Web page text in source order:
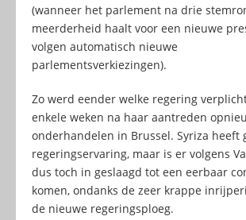
(wanneer het parlement na drie
meerderheid haalt voor een nieuwe
volgen automatisch nieuwe
parlementsverkiezingen).
Zo werd eender welke regering
enkele weken na haar aantreden
onderhandelen in Brussel. Syriza heeft
regeringservaring, maar is er volgens
dus toch in geslaagd tot een eerbaar
komen, ondanks de zeer krappe
de nieuwe regeringsploeg.